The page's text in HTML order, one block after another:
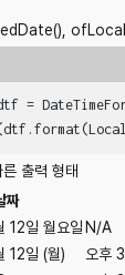
=
출력 형태
짜
12일 월요일 N/A
12일 (월)
오후